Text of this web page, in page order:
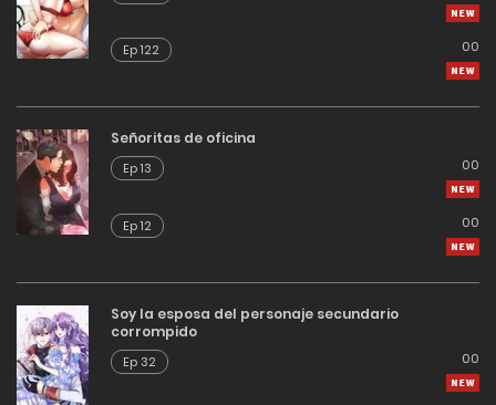
Ep 122 00
Señoritas de oficina
Ep 13 00
Ep 12 00
Soy la esposa del personaje secundario
corrompido
Ep 32 00